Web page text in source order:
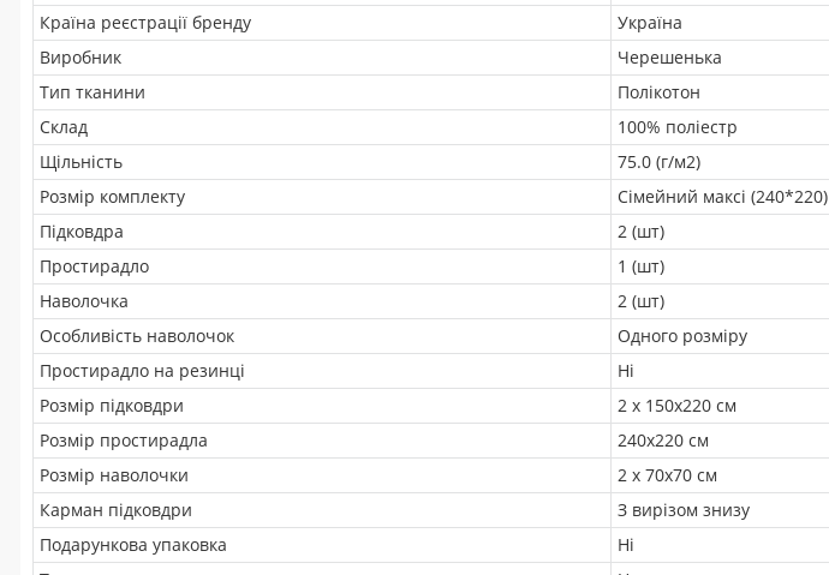
Країна реєстрації бренду
Україна
Виробник
Черешенька
Тип тканини
Полікотон
Склад
100% поліестр
Щільність
75.0 (г/м2)
Розмір комплекту
Сімейний максі (240*220)
Підковдра
2 (шт)
Простирадло
1 (шт)
Наволочка
2 (шт)
Особливість наволочок
Одного розміру
Простирадло на резинці
Ні
Розмір підковдри
2 х 150х220 см
Розмір простирадла
240х220 см
Розмір наволочки
2 х 70х70 см
Карман підковдри
З вирізом знизу
Подарункова упаковка
Ні